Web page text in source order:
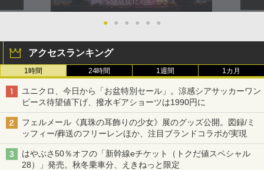
● ● ● ● ● ●
アクセスランキング
1時間 24時間 1週間 1カ月
ユニクロ、今日から「お盆特別セール」。涼感シアサッカーワン
ピース待望値下げ、撥水ギアショーツは1990円に
フェルメール《真珠の耳飾りの少女》展のグッズ公開。図録/ミ
ッフィー/葬送のフリーレンほか、注目ブランドコラボが実現
はやぶさ50％オフの「新幹線eチケット（トクだ値スペシャル
28）」発売。秋冬乗車分、えきねっと限定